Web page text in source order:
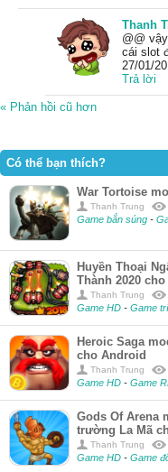
Thanh
@@
cái slot
27/01/
Trả lời
« Phản hồi cũ hơn
Có thể bạn thích?
War Tortoise
Thanh Trung
Game bắn súng -
Huyền Thoại
Thành 2020
Thanh Trung
Game HD - Game
Heroic Saga
cho Android
Thanh Trung
Game HD - Game
Gods Of Arena
trường La Mã
Thanh Trung
Game HD - Game